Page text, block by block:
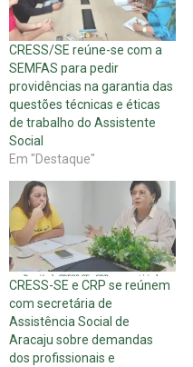
CRESS/SE reúne-se com a
SEMFAS para pedir
providências na garantia das
questões técnicas e éticas
de trabalho do Assistente
Social
Em "Destaque"
CRESS-SE e CRP se reúnem
com secretária de
Assistência Social de
Aracaju sobre demandas
dos profissionais e